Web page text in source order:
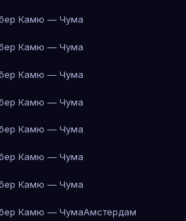
Камю — Чума
Камю — Чума
Камю — Чума
Камю — Чума
Камю — Чума
Камю — Чума
Камю — Чума
Камю — ЧумаАмстердам